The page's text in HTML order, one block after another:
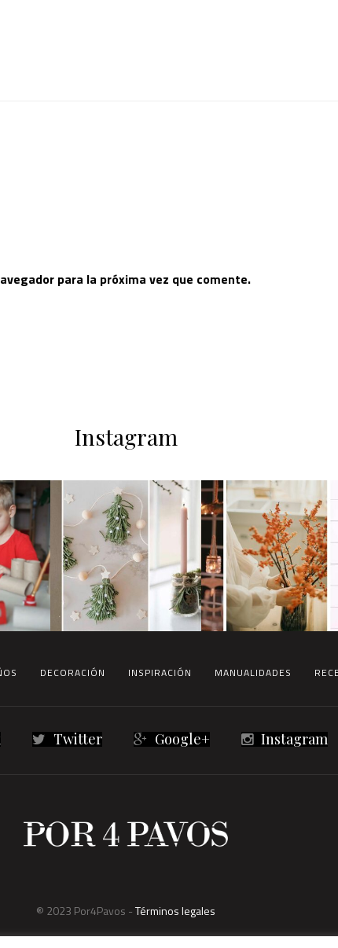
para la próxima vez que comente.
Instagram
DECORACIÓN INSPIRACIÓN MANUALIDADES
Twitter Google+ Instagram
® 2023 Por4Pavos -Términos legales